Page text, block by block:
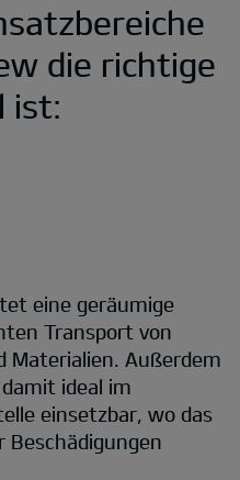
die richtige
ist:
eine geräumige
Transport von
Materialien. Außerdem
ideal im
einsetzbar, wo das
Beschädigungen